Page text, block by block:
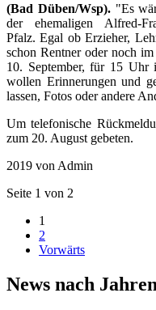
(Bad Düben/Wsp)."Es
der ehemaligen Al­fred-
Pfalz. Egal ob Erzieher,
schon Rentner oder noch
10. September, für 15
wollen Erinnerungen und
lassen, Fotos oder andere
Um telefonische
zum 20. August gebeten.
2019 von Admin
Seite 1 von 2
1
2
Vorwärts
News nach Jahren